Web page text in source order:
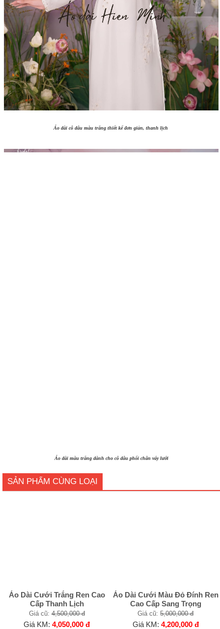
Áo dài cô dâu màu trắng thiết kế đơn giản, thanh lịch
Áo dài màu trắng dành cho cô dâu phối chân váy lưới
SẢN PHẨM CÙNG LOẠI
Áo Dài Cưới Trắng Ren Cao
Cấp Thanh Lịch
Giá cũ:4,500,000 đ
Giá KM:4,050,000 đ
Áo Dài Cưới Màu Đỏ Đính Ren
Cao Cấp Sang Trọng
Giá cũ:5,000,000 đ
Giá KM: 4,200,000 đ